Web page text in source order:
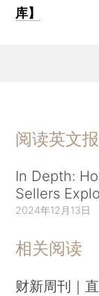
库】
阅读英文
In Depth:
Sellers
2024年12月13日
相关阅读
财新周刊｜